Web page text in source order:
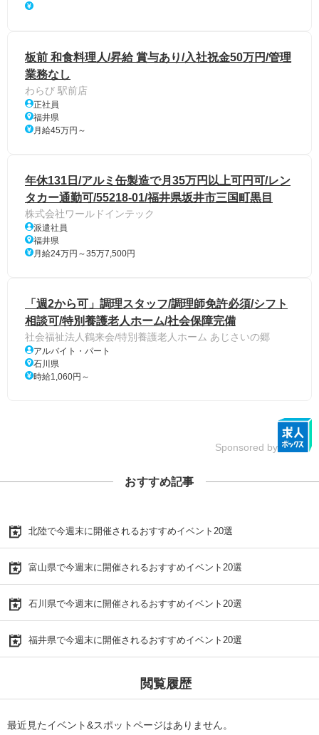
板前 和食料理人/昇給 賞与あり/入社祝金50万円/管理
業務なし
わらび 駅前店
正社員
福井県
月給45万円～
年休131日/アルミ缶製造で月35万円以上可円可/レン
タカー通勤可/55218-01/福井県坂井市三国町黒目
株式会社ワールドインテック
派遣社員
福井県
月給24万円～35万7,500円
「週2から可」調理スタッフ/調理師免許必須/シフト
相談可/特別養護老人ホーム/社会保障完備
社会福祉法人鶴来会/特別養護老人ホーム あじさいの郷
アルバイト・パート
石川県
時給1,060円～
Sponsored by
おすすめ記事
北陸で今週末に開催されるおすすめイベント20選
富山県で今週末に開催されるおすすめイベント20選
石川県で今週末に開催されるおすすめイベント20選
福井県で今週末に開催されるおすすめイベント20選
閲覧履歴
最近見たイベント&スポットページはありません。